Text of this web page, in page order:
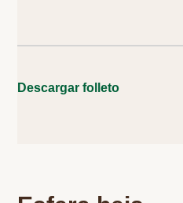
Descargar folleto